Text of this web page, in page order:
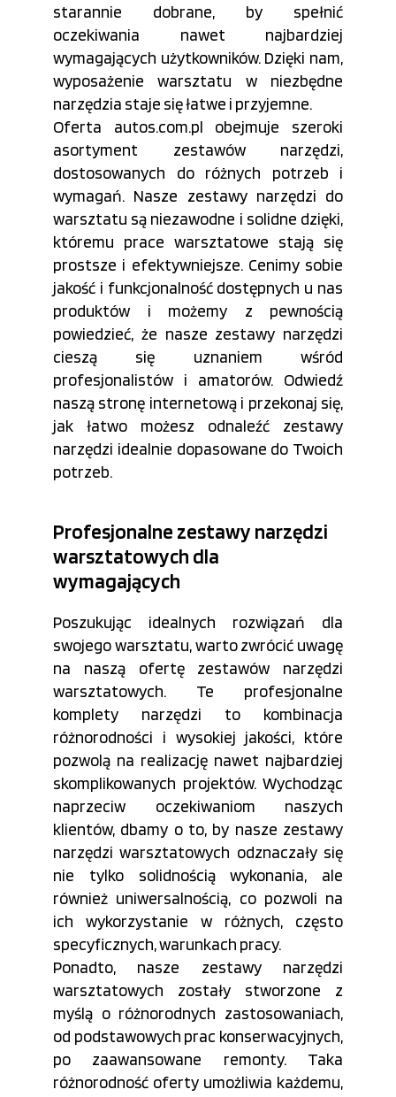
starannie dobrane, by spełnić
oczekiwania nawet najbardziej
wymagających użytkowników. Dzięki nam,
wyposażenie warsztatu w niezbędne
narzędzia staje się łatwe i przyjemne.
Oferta autos.com.pl obejmuje szeroki
asortyment zestawów narzędzi,
dostosowanych do różnych potrzeb i
wymagań. Nasze zestawy narzędzi do
warsztatu są niezawodne i solidne dzięki,
któremu prace warsztatowe stają się
prostsze i efektywniejsze. Cenimy sobie
jakość i funkcjonalność dostępnych u nas
produktów i możemy z pewnością
powiedzieć, że nasze zestawy narzędzi
cieszą się uznaniem wśród
profesjonalistów i amatorów. Odwiedź
naszą stronę internetową i przekonaj się,
jak łatwo możesz odnaleźć zestawy
narzędzi idealnie dopasowane do Twoich
potrzeb.
Profesjonalne zestawy narzędzi
warsztatowych dla
wymagających
Poszukując idealnych rozwiązań dla
swojego warsztatu, warto zwrócić uwagę
na naszą ofertę zestawów narzędzi
warsztatowych. Te profesjonalne
komplety narzędzi to kombinacja
różnorodności i wysokiej jakości, które
pozwolą na realizację nawet najbardziej
skomplikowanych projektów. Wychodząc
naprzeciw oczekiwaniom naszych
klientów, dbamy o to, by nasze zestawy
narzędzi warsztatowych odznaczały się
nie tylko solidnością wykonania, ale
również uniwersalnością, co pozwoli na
ich wykorzystanie w różnych, często
specyficznych, warunkach pracy.
Ponadto, nasze zestawy narzędzi
warsztatowych zostały stworzone z
myślą o różnorodnych zastosowaniach,
od podstawowych prac konserwacyjnych,
po zaawansowane remonty. Taka
różnorodność oferty umożliwia każdemu,